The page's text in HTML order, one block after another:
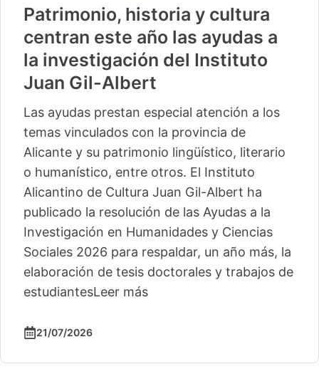
Patrimonio, historia y cultura
centran este año las ayudas a
la investigación del Instituto
Juan Gil-Albert
Las ayudas prestan especial atención a los
temas vinculados con la provincia de
Alicante y su patrimonio lingüístico, literario
o humanístico, entre otros. El Instituto
Alicantino de Cultura Juan Gil-Albert ha
publicado la resolución de las Ayudas a la
Investigación en Humanidades y Ciencias
Sociales 2026 para respaldar, un año más, la
elaboración de tesis doctorales y trabajos de
estudiantesLeer más
21/07/2026